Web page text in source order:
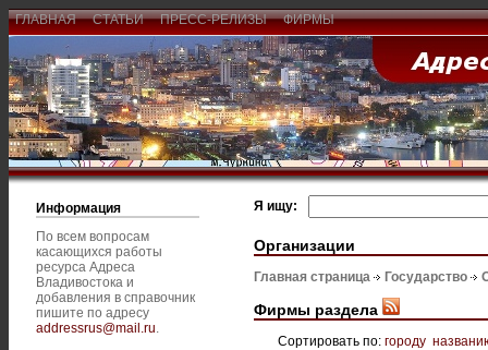
ГЛАВНАЯ СТАТЬИ ПРЕСС-РЕЛИЗЫ ФИРМЫ
Информация
По всем вопросам
касающихся работы
ресурса Адреса
Владивостока и
добавления в справочник
пишите по адресу
addressrus@mail.ru.
Я ищу:
Организации
Главная страница Государство
Фирмы раздела
Сортировать по: городу